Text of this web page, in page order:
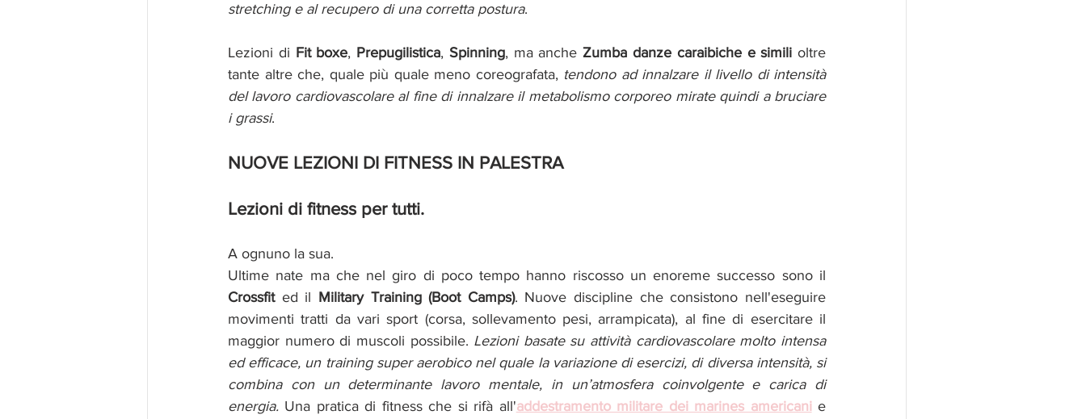
stretching e al recupero di una corretta postura.
Lezioni di Fit boxe, Prepugilistica, Spinning, ma anche Zumba danze caraibiche e simili oltre
tante altre che, quale più quale meno coreografata, tendono ad innalzare il livello di intensità
del lavoro cardiovascolare al fine di innalzare il metabolismo corporeo mirate quindi a bruciare
i grassi.
NUOVE LEZIONI DI FITNESS IN PALESTRA
Lezioni di fitness per tutti.
A ognuno la sua.
Crossfit ed il Military Training (Boot Camps). Nuove discipline che consistono nell'eseguire
movimenti tratti da vari sport (corsa, sollevamento pesi, arrampicata), al fine di esercitare il
maggior numero di muscoli possibile. Lezioni basate su attività cardiovascolare molto intensa
ed efficace, un training super aerobico nel quale la variazione di esercizi, di diversa intensità, si
combina con un determinante lavoro mentale, in un’atmosfera coinvolgente e carica di
energia. Una pratica di fitness che si rifà all'addestramento militare dei marines americani e